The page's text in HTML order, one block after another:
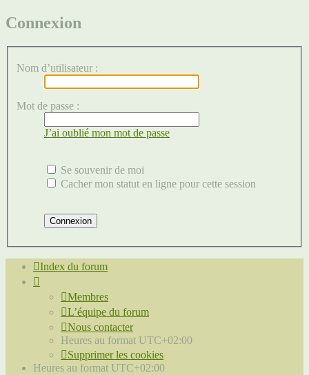
Connexion
Nom d’utilisateur :
Mot de passe :
J’ai oublié mon mot de passe
Se souvenir de moi
Cacher mon statut en ligne pour cette session
Index du forum
Membres
L’équipe du forum
Nous contacter
Heures au format UTC+02:00
Supprimer les cookies
Heures au format UTC+02:00